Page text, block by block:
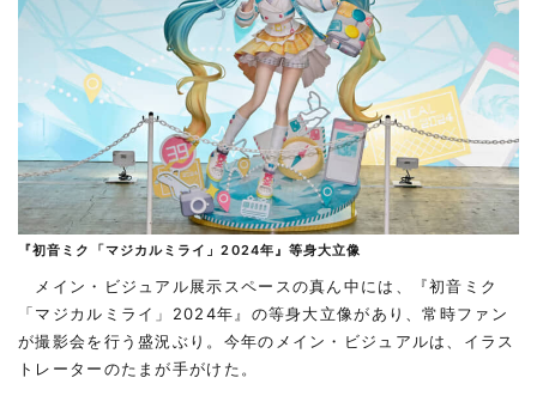
『初音ミク「マジカルミライ」2024年』等身大立像
メイン・ビジュアル展示スペースの真ん中には、『初音ミク
「マジカルミライ」2024年』の等身大立像があり、常時ファン
が撮影会を行う盛況ぶり。今年のメイン・ビジュアルは、イラス
トレーターのたまが手がけた。